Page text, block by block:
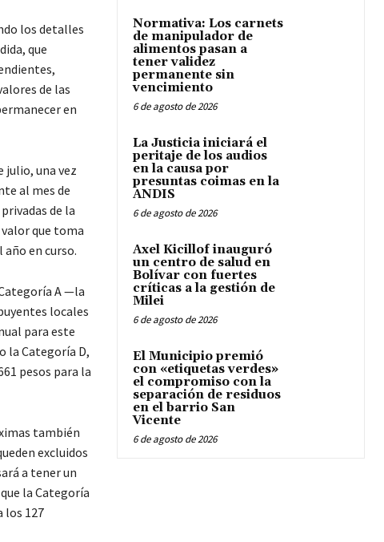
los detalles
que
de las
en
julio, una vez
al mes de
de la
que toma
en curso.
A —la
locales
para este
la Categoría D,
pesos para la
también
excluidos
a tener un
la Categoría
los 127
Normativa: Los carnets
de manipulador de
alimentos pasan a
tener validez
permanente sin
vencimiento
6 de agosto de 2026
La Justicia iniciará el
peritaje de los audios
en la causa por
presuntas coimas en la
ANDIS
6 de agosto de 2026
Axel Kicillof inauguró
un centro de salud en
Bolívar con fuertes
críticas a la gestión de
Milei
6 de agosto de 2026
El Municipio premió
con «etiquetas verdes»
el compromiso con la
separación de residuos
en el barrio San
Vicente
6 de agosto de 2026